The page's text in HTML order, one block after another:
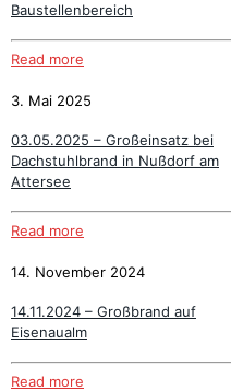
Baustellenbereich
Read more
3. Mai 2025
03.05.2025 – Großeinsatz bei
Dachstuhlbrand in Nußdorf am
Attersee
Read more
14. November 2024
14.11.2024 – Großbrand auf
Eisenaualm
Read more